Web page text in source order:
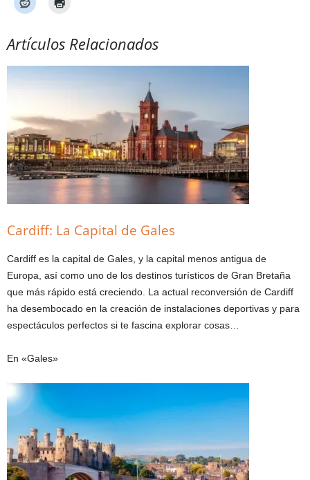
Artículos Relacionados
Cardiff: La Capital de Gales
Cardiff es la capital de Gales, y la capital menos antigua de
Europa, así como uno de los destinos turísticos de Gran Bretaña
que más rápido está creciendo. La actual reconversión de Cardiff
ha desembocado en la creación de instalaciones deportivas y para
espectáculos perfectos si te fascina explorar cosas…
En «Gales»